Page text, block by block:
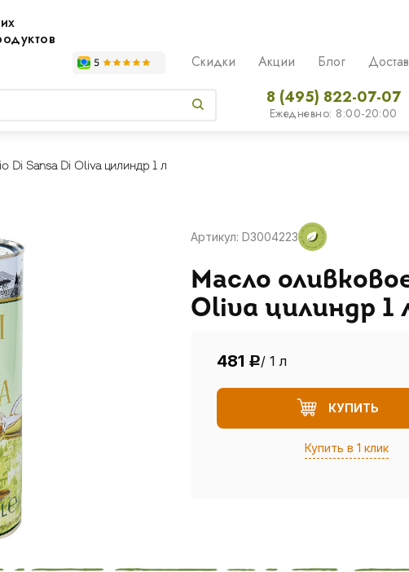
Скидки Акции Блог
8 (495) 822-07-07
Ежедневно: 8:00-20:00
Di Sansa Di Oliva цилиндр 1 л
Артикул: D3004223
Масло
Oliva цилиндр 1
481 Р/ 1 л
КУПИТЬ
Купить в 1 клик